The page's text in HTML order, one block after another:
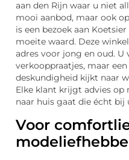
aan den Rijn waar u niet
mooi aanbod, maar ook
is een bezoek aan
moeite waard. Deze
adres voor jong en oud. U
verkooppraatjes, maar
deskundigheid kijkt naar
Elke klant krijgt advies op
naar huis gaat die écht bij
Voor